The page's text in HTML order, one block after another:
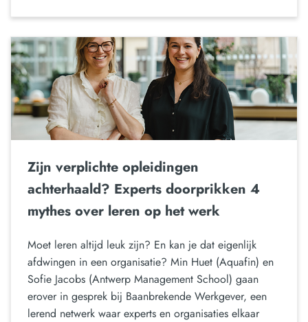
Zijn verplichte opleidingen
achterhaald? Experts doorprikken 4
mythes over leren op het werk
Moet leren altijd leuk zijn? En kan je dat eigenlijk
afdwingen in een organisatie? Min Huet (Aquafin) en
Sofie Jacobs (Antwerp Management School) gaan
erover in gesprek bij Baanbrekende Werkgever, een
lerend netwerk waar experts en organisaties elkaar